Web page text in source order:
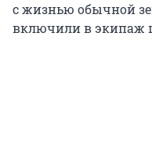
с жизнью обычной
включили в экипаж